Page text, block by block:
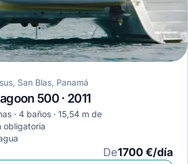
San Blas, Panamá
500 · 2011
4 baños
15,54 m de
obligatoria
De1700 €/día